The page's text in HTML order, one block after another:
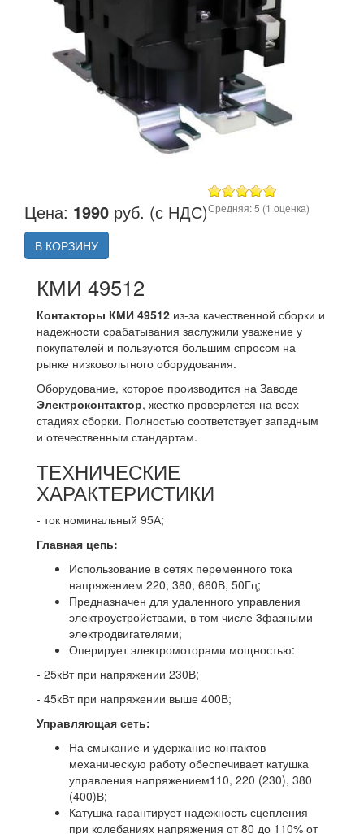
Цена: 1990 руб. (с НДС)
В КОРЗИНУ
Средняя:5 (1 оценка)
КМИ 49512
Контакторы КМИ 49512 из-за качественной сборки и
надежности срабатывания заслужили уважение у
покупателей и пользуются большим спросом на
рынке низковольтного оборудования.
Оборудование, которое производится на Заводе
Электроконтактор, жестко проверяется на всех
стадиях сборки. Полностью соответствует западным
и отечественным стандартам.
ТЕХНИЧЕСКИЕ
ХАРАКТЕРИСТИКИ
- ток номинальный 95А;
Главная цепь:
Использование в сетях переменного тока
напряжением 220, 380, 660В, 50Гц;
Предназначен для удаленного управления
электроустройствами, в том числе 3фазными
электродвигателями;
Оперирует электромоторами мощностью:
- 25кВт при напряжении 230В;
- 45кВт при напряжении выше 400В;
Управляющая сеть:
На смыкание и удержание контактов
механическую работу обеспечивает катушка
управления напряжением110, 220 (230), 380
(400)В;
Катушка гарантирует надежность сцепления
при колебаниях напряжения от 80 до 110% от